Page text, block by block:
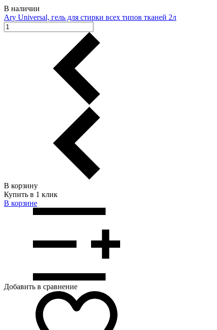
В наличии
Ary Universal, гель для стирки всех типов тканей 2л
В корзину
Купить в 1 клик
В корзинe
Добавить в сравнение